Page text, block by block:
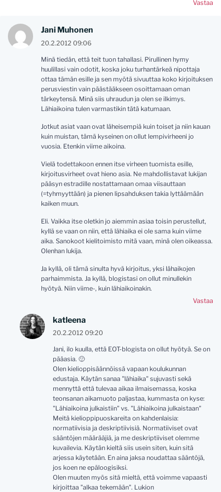
Vastaa
Jani Muhonen
20.2.2012 09:06
Minä tiedän, että teit tuon tahallasi. Pirullinen hymy
huulillasi vain odotit, koska joku turhantärkeä nipottaja
ottaa tämän esille ja sen myötä sivuuttaa koko kirjoituksen
perusviestin vain päästääkseen osoittamaan oman
tärkeytensä. Minä siis uhraudun ja olen se ilkimys.
Lähiaikoina tulen varmastikin tätä katumaan.
Jotkut asiat vaan ovat läheisempiä kuin toiset ja niin kauan
kuin muistan, tämä kyseinen on ollut lempivirheeni jo
vuosia. Etenkin viime aikoina.
Vielä todettakoon ennen itse virheen tuomista esille,
kirjoitusvirheet ovat hieno asia. Ne mahdollistavat lukijan
pääsyn estradille nostattamaan omaa viisauttaan
(=tyhmyyttään) ja pienen lipsahduksen takia lyttäämään
kaiken muun.
Eli. Vaikka itse oletkin jo aiemmin asiaa toisin perustellut,
kyllä se vaan on niin, että lähiaika ei ole sama kuin viime
aika. Sanokoot kielitoimisto mitä vaan, minä olen oikeassa.
Olenhan lukija.
Ja kyllä, oli tämä sinulta hyvä kirjoitus, yksi lähaikojen
parhaimmista. Ja kyllä, blogistasi on ollut minullekin
hyötyä. Niin viime-, kuin lähiaikoinakin.
Vastaa
katleena
20.2.2012 09:20
Jani, ilo kuulla, että EOT-blogista on ollut hyötyä. Se on
pääasia. 🙂
Olen kielioppisäännöissä vapaan koulukunnan
edustaja. Käytän sanaa "lähiaika" sujuvasti sekä
mennyttä että tulevaa aikaa ilmaisemassa, koska
teonsanan aikamuoto paljastaa, kummasta on kyse:
"Lähiaikoina julkaistiin" vs. "Lähiaikoina julkaistaan"
Meitä kielioppipuoskareita on kahdenlaisia:
normatiivisia ja deskriptiivisiä. Normatiiviset ovat
sääntöjen määrääjiä, ja me deskriptiiviset olemme
kuvailevia. Käytän kieltä siis usein siten, kuin sitä
arjessa käytetään. En aina jaksa noudattaa sääntöjä,
jos koen ne epäloogisiksi.
Olen muuten myös sitä mieltä, että voimme vapaasti
kirjoittaa "alkaa tekemään". Lukion